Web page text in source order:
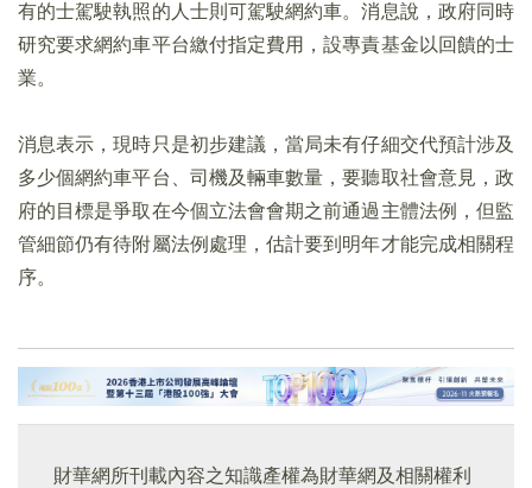
有的士駕駛執照的人士則可駕駛網約車。消息說，政府同時
研究要求網約車平台繳付指定費用，設專責基金以回饋的士
業。
消息表示，現時只是初步建議，當局未有仔細交代預計涉及
多少個網約車平台、司機及輛車數量，要聽取社會意見，政
府的目標是爭取在今個立法會會期之前通過主體法例，但監
管細節仍有待附屬法例處理，估計要到明年才能完成相關程
序。
財華網所刊載內容之知識產權為財華網及相關權利